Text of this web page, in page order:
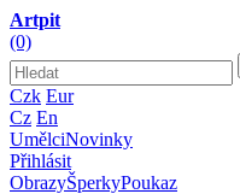
Artpit
(0)
Czk Eur
Cz En
UmělciNovinky
Přihlásit
ObrazyŠperkyPoukaz